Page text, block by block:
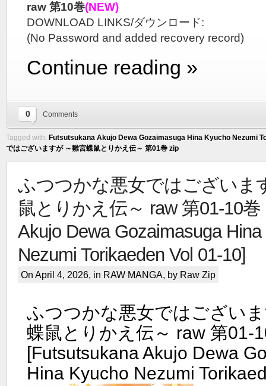
raw 第10巻(NEW)
DOWNLOAD LINKS/ダウンロード:
(No Password and added recovery record)
Continue reading »
0 Comments
Tagged with: Futsutsukana Akujo Dewa Gozaimasuga Hina Kyucho Nezumi
ではございますが ～雛宮蝶鼠とりかえ伝～ 第01巻 zip
ふつつかな悪女ではございま
鼠とりかえ伝～ raw 第01-10巻
Akujo Dewa Gozaimasuga
Nezumi Torikaeden Vol 01-10]
On April 4, 2026, in RAW MANGA, by Raw Zip
ふつつかな悪女ではござい
蝶鼠とりかえ伝～ raw 第01-
[Futsutsukana Akujo Dewa
Hina Kyucho Nezumi